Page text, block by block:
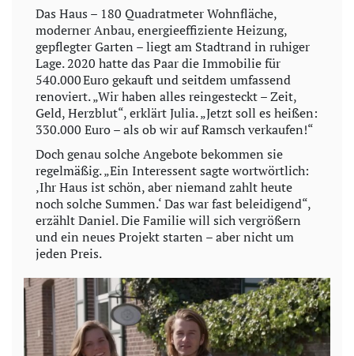
V
i
d
e
o
Das Haus – 180 Quadratmeter Wohnfläche,
moderner Anbau, energieeffiziente Heizung,
gepflegter Garten – liegt am Stadtrand in ruhiger
Lage. 2020 hatte das Paar die Immobilie für
540.000 Euro gekauft und seitdem umfassend
renoviert. „Wir haben alles reingesteckt – Zeit,
Geld, Herzblut“, erklärt Julia. „Jetzt soll es heißen:
330.000 Euro – als ob wir auf Ramsch verkaufen!“
Doch genau solche Angebote bekommen sie
regelmäßig. „Ein Interessent sagte wortwörtlich:
‚Ihr Haus ist schön, aber niemand zahlt heute
noch solche Summen.‘ Das war fast beleidigend“,
erzählt Daniel. Die Familie will sich vergrößern
und ein neues Projekt starten – aber nicht um
jeden Preis.